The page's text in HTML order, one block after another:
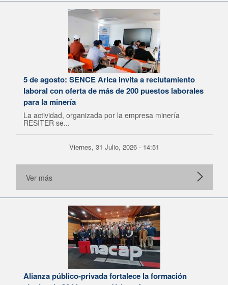
5 de agosto: SENCE Arica invita a reclutamiento
laboral con oferta de más de 200 puestos laborales
para la minería
La actividad, organizada por la empresa minería
RESITER se...
Viernes, 31 Julio, 2026 - 14:51
Ver más
Alianza público-privada fortalece la formación